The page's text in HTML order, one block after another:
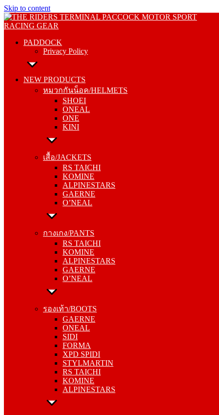
Skip to content
PADDOCK
Privacy Policy
NEW PRODUCTS
หมวกกันน็อค/HELMETS
SHOEI
ONEAL
ONE
KINI
เสื้อ/JACKETS
RS TAICHI
KOMINE
ALPINESTARS
GAERNE
O’NEAL
กางเกง/PANTS
RS TAICHI
KOMINE
ALPINESTARS
GAERNE
O’NEAL
รองเท้า/BOOTS
GAERNE
ONEAL
SIDI
FORMA
XPD SPIDI
STYLMARTIN
RS TAICHI
KOMINE
ALPINESTARS
PADDOCK
NEW PRODUCTS
SHOEI
ONEAL
ONE
KINI
เสื้อ/JACKETS
KOMINE
ALPINESTARS
GAERNE
O’NEAL
กางเกง/PANTS
KOMINE
ALPINESTARS
GAERNE
O’NEAL
รองเท้า/BOOTS
ONEAL
SIDI
FORMA
XPD SPIDI
STYLMARTIN
RS TAICHI
KOMINE
ALPINESTARS
ถุงมือ/GLOVES